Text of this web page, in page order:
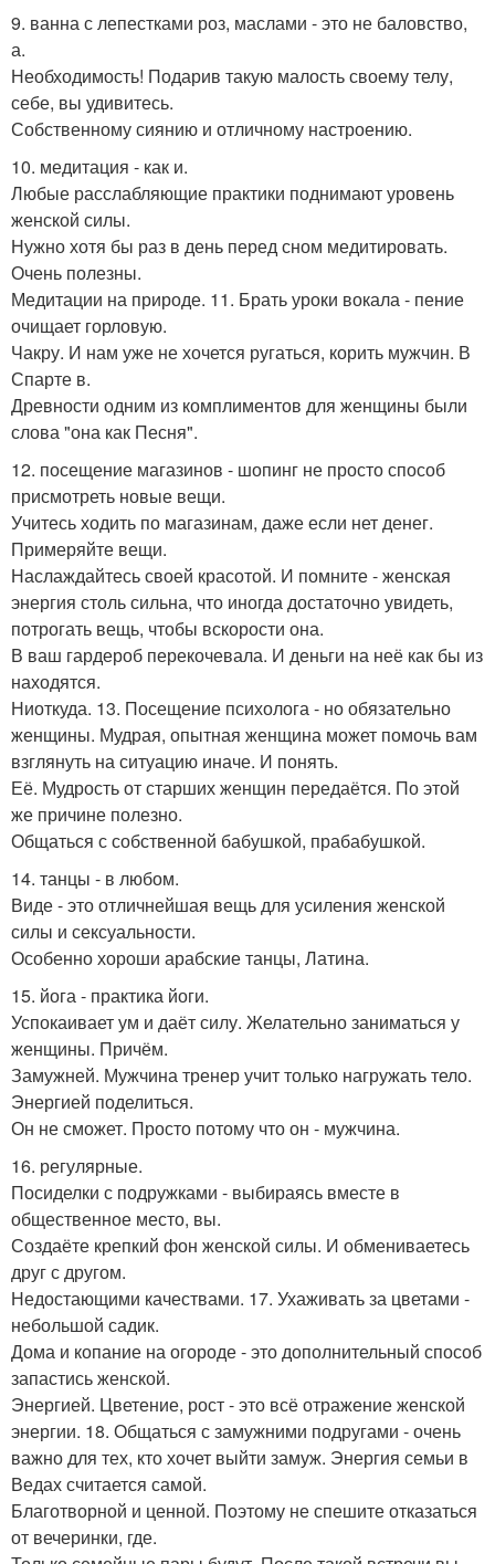
9. ванна с лепестками роз, маслами - это не баловство,
а.
Необходимость! Подарив такую малость своему телу,
себе, вы удивитесь.
Собственному сиянию и отличному настроению.
10. медитация - как и.
Любые расслабляющие практики поднимают уровень
женской силы.
Нужно хотя бы раз в день перед сном медитировать.
Очень полезны.
Медитации на природе. 11. Брать уроки вокала - пение
очищает горловую.
Чакру. И нам уже не хочется ругаться, корить мужчин. В
Спарте в.
Древности одним из комплиментов для женщины были
слова "она как Песня".
12. посещение магазинов - шопинг не просто способ
присмотреть новые вещи.
Учитесь ходить по магазинам, даже если нет денег.
Примеряйте вещи.
Наслаждайтесь своей красотой. И помните - женская
энергия столь сильна, что иногда достаточно увидеть,
потрогать вещь, чтобы вскорости она.
В ваш гардероб перекочевала. И деньги на неё как бы из
находятся.
Ниоткуда. 13. Посещение психолога - но обязательно
женщины. Мудрая, опытная женщина может помочь вам
взглянуть на ситуацию иначе. И понять.
Её. Мудрость от старших женщин передаётся. По этой
же причине полезно.
Общаться с собственной бабушкой, прабабушкой.
14. танцы - в любом.
Виде - это отличнейшая вещь для усиления женской
силы и сексуальности.
Особенно хороши арабские танцы, Латина.
15. йога - практика йоги.
Успокаивает ум и даёт силу. Желательно заниматься у
женщины. Причём.
Замужней. Мужчина тренер учит только нагружать тело.
Энергией поделиться.
Он не сможет. Просто потому что он - мужчина.
16. регулярные.
Посиделки с подружками - выбираясь вместе в
общественное место, вы.
Создаёте крепкий фон женской силы. И обмениваетесь
друг с другом.
Недостающими качествами. 17. Ухаживать за цветами -
небольшой садик.
Дома и копание на огороде - это дополнительный способ
запастись женской.
Энергией. Цветение, рост - это всё отражение женской
энергии. 18. Общаться с замужними подругами - очень
важно для тех, кто хочет выйти замуж. Энергия семьи в
Ведах считается самой.
Благотворной и ценной. Поэтому не спешите отказаться
от вечеринки, где.